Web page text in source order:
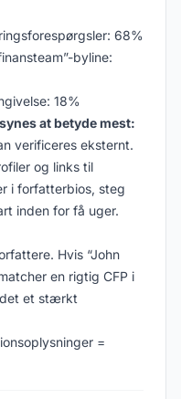
68%
byline:
18%
at betyde mest:
verificeres eksternt.
og links til
i forfatterbios, steg
inden for få uger.
Hvis “John
en rigtig CFP i
et stærkt
=